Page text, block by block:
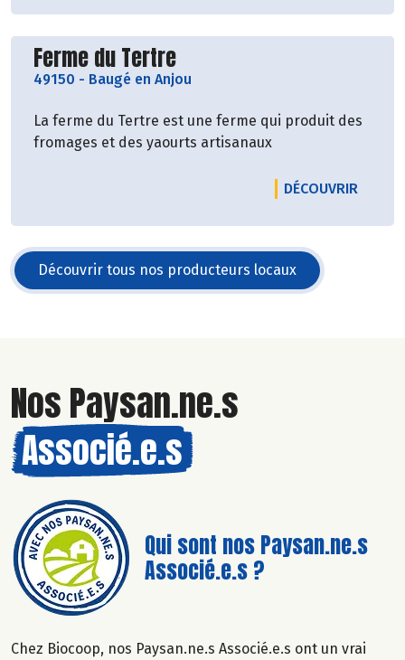
Découvrir le producteur
Ferme du Tertre
49150 - Baugé en Anjou
La ferme du Tertre est une ferme qui produit des
fromages et des yaourts artisanaux
DÉCOUVRIR
Découvrir tous nos producteurs locaux
Nos Paysan.ne.s
Associé.e.s
Qui sont nos Paysan.ne.s
Associé.e.s ?
Chez Biocoop, nos Paysan.ne.s Associé.e.s ont un vrai